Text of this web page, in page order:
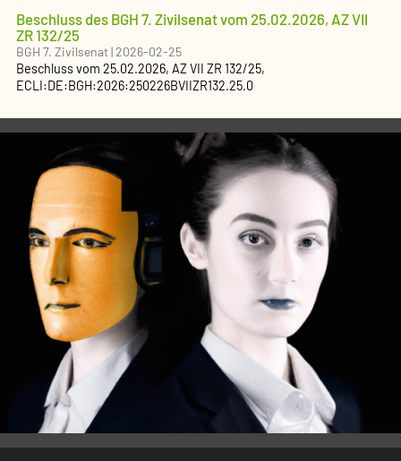
Beschluss des BGH 7. Zivilsenat vom 25.02.2026, AZ VII
ZR 132/25
BGH 7. Zivilsenat|2026-02-25
Beschlussvom 25.02.2026, AZVII ZR 132/25,
ECLI:DE:BGH:2026:250226BVIIZR132.25.0